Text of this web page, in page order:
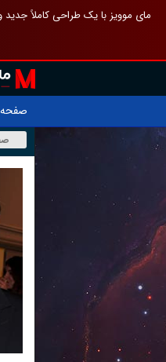
مای موویز با یک طراحی کاملاً